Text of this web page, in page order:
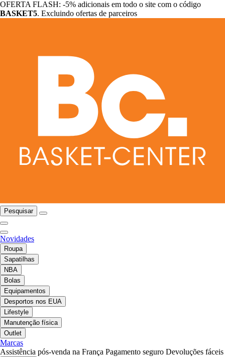
OFERTA FLASH: -5% adicionais em todo o site com o código
BASKET5. Excluindo ofertas de parceiros
Pesquisar
Novidades
Roupa
Sapatilhas
NBA
Bolas
Equipamentos
Desportos nos EUA
Lifestyle
Manutenção física
Outlet
Marcas
Assistência pós-venda na França Pagamento seguro Devoluções fáceis